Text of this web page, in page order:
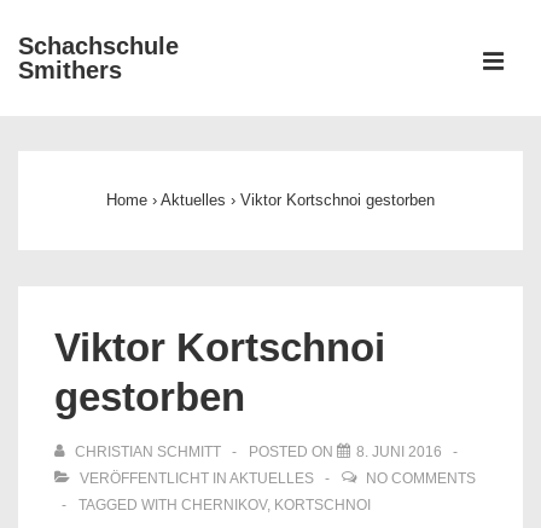
Zum
Inhalt
Schachschule
Smithers
Home › Aktuelles › Viktor Kortschnoi gestorben
Viktor Kortschnoi
gestorben
CHRISTIAN SCHMITT POSTED ON
8. JUNI 2016
VERÖFFENTLICHT IN AKTUELLES
NO COMMENTS
TAGGED WITH CHERNIKOV, KORTSCHNOI